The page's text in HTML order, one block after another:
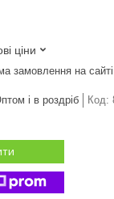
ціни
замовлення на
і в роздріб Код: